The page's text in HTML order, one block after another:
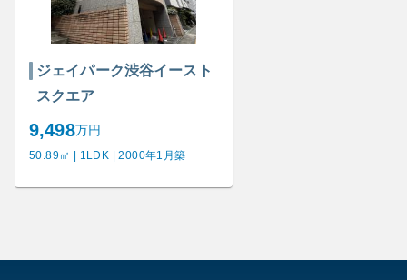
ジェイパーク渋谷イースト
スクエア
9,498万円
50.89㎡ | 1LDK | 2000年1月築